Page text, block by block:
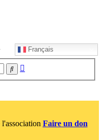
Français
Rechercher
Faire un don